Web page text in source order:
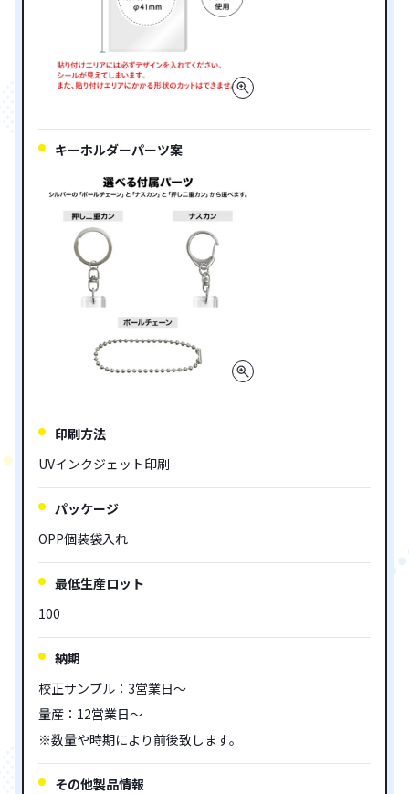
キーホルダーパーツ案
印刷方法
UVインクジェット印刷
パッケージ
OPP個装袋入れ
最低生産ロット
100
納期
校正サンプル：3営業日～
量産：12営業日～
※数量や時期により前後致します。
その他製品情報